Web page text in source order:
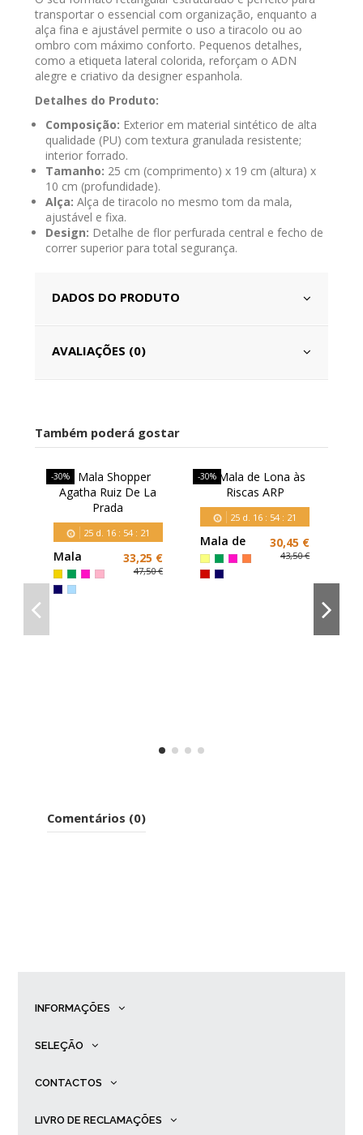
transportar o essencial com organização, enquanto a
alça fina e ajustável permite o uso a tiracolo ou ao
ombro com máximo conforto. Pequenos detalhes,
como a etiqueta lateral colorida, reforçam o ADN
alegre e criativo da designer espanhola.
Detalhes do Produto:
Composição: Exterior em material sintético de alta
qualidade (PU) com textura granulada resistente;
interior forrado.
Tamanho: 25 cm (comprimento) x 19 cm (altura) x
10 cm (profundidade).
Alça: Alça de tiracolo no mesmo tom da mala,
ajustável e fixa.
Design: Detalhe de flor perfurada central e fecho de
correr superior para total segurança.
DADOS DO PRODUTO
AVALIAÇÕES (0)
Também poderá gostar
-30%
25d. 16: 54: 21
Mala
Shopper
Agatha
Ruiz De La
33,25 €
47,50 €
-30%
25 d. 16 : 54: 21
Mala de
Lona às
Riscas ARP
30,45 €
43,50 €
Comentários (0)
INFORMAÇÕES
SELEÇÃO
CONTACTOS
LIVRO DE RECLAMAÇÕES